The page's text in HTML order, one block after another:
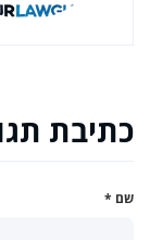
כתיבת
שם *